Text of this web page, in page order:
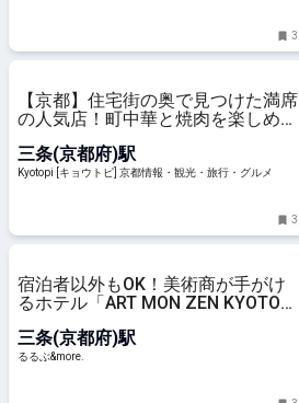
3
【京都】住宅街の奥で見つけた満席
の人気店！町中華と焼肉を楽しめる
三条(京都府)駅
Kyotopi [キョウトピ] 京都情報・観光・旅行・グルメ
3
宿泊者以外もOK！美術商が手がけ
るホテル「ART MON ZEN KYOTO」
道体験【ご褒美の新定番】｜るるぶ
&more.
三条(京都府)駅
るるぶ&more.